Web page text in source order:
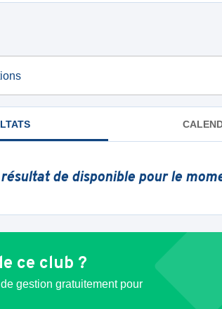
de disponible pour le
ce club ?
gestion gratuitement pour